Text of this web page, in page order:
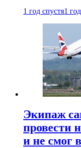
1 год спустя1
Экипаж
провести
и не смог